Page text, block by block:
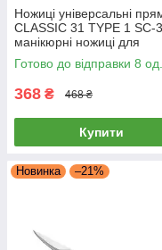
Ножиці універсальні
CLASSIC 31 TYPE 1 SC-
манікюрні ножиці для
манікюру
Готово до відправки 8 од.
368 ₴ 468 ₴
Купити
Новинка –21%